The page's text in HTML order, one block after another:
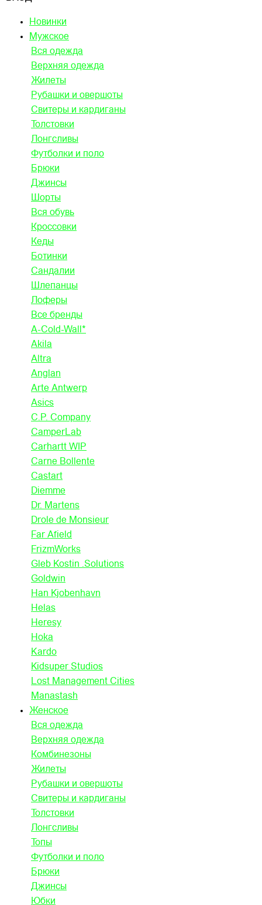
Новинки
Мужское
Вся одежда
Верхняя одежда
Жилеты
Рубашки и овершоты
Свитеры и кардиганы
Толстовки
Лонгсливы
Футболки и поло
Брюки
Джинсы
Шорты
Вся обувь
Кроссовки
Кеды
Ботинки
Сандалии
Шлепанцы
Лоферы
Все бренды
A-Cold-Wall*
Akila
Altra
Anglan
Arte Antwerp
Asics
C.P. Company
CamperLab
Carhartt WIP
Carne Bollente
Castart
Diemme
Dr. Martens
Drole de Monsieur
Far Afield
FrizmWorks
Gleb Kostin .Solutions
Goldwin
Han Kjobenhavn
Helas
Heresy
Hoka
Kardo
Kidsuper Studios
Lost Management Cities
Manastash
Женское
Вся одежда
Верхняя одежда
Комбинезоны
Жилеты
Рубашки и овершоты
Свитеры и кардиганы
Толстовки
Лонгсливы
Топы
Футболки и поло
Брюки
Джинсы
Юбки